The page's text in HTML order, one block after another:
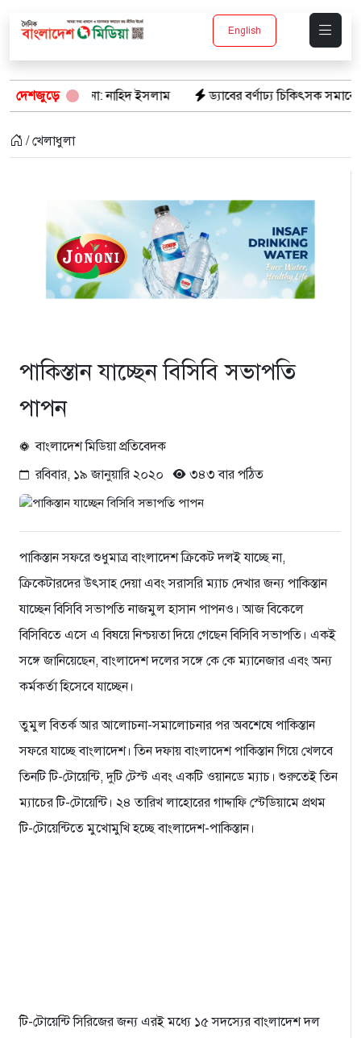
English
দেশজুড়ে
হবে না: নাহিদ ইসলাম ড্যাবের বর্ণাঢ্য চিকিৎসক সমাবেশে প্রধান
/ খেলাধুলা
পাকিস্তান যাচ্ছেন বিসিবি সভাপতি
পাপন
বাংলাদেশ মিডিয়া প্রতিবেদক
রবিবার, ১৯ জানুয়ারি ২০২০
৩৪৩ বার পঠিত
পাকিস্তান সফরে শুধুমাত্র বাংলাদেশ ক্রিকেট দলই যাচ্ছে না,
ক্রিকেটারদের উৎসাহ দেয়া এবং সরাসরি ম্যাচ দেখার জন্য পাকিস্তান
যাচ্ছেন বিসিবি সভাপতি নাজমুল হাসান পাপনও। আজ বিকেলে
বিসিবিতে এসে এ বিষয়ে নিশ্চয়তা দিয়ে গেছেন বিসিবি সভাপতি। একই
সঙ্গে জানিয়েছেন, বাংলাদেশ দলের সঙ্গে কে কে ম্যানেজার এবং অন্য
কর্মকর্তা হিসেবে যাচ্ছেন।
তুমুল বিতর্ক আর আলোচনা-সমালোচনার পর অবশেষে পাকিস্তান
সফরে যাচ্ছে বাংলাদেশ। তিন দফায় বাংলাদেশ পাকিস্তান গিয়ে খেলবে
তিনটি টি-টোয়েন্টি, দুটি টেস্ট এবং একটি ওয়ানডে ম্যাচ। শুরুতেই তিন
ম্যাচের টি-টোয়েন্টি। ২৪ তারিখ লাহোরের গাদ্দাফি স্টেডিয়ামে প্রথম
টি-টোয়েন্টিতে মুখোমুখি হচ্ছে বাংলাদেশ-পাকিস্তান।
টি-টোয়েন্টি সিরিজের জন্য এরই মধ্যে ১৫ সদস্যের বাংলাদেশ দল